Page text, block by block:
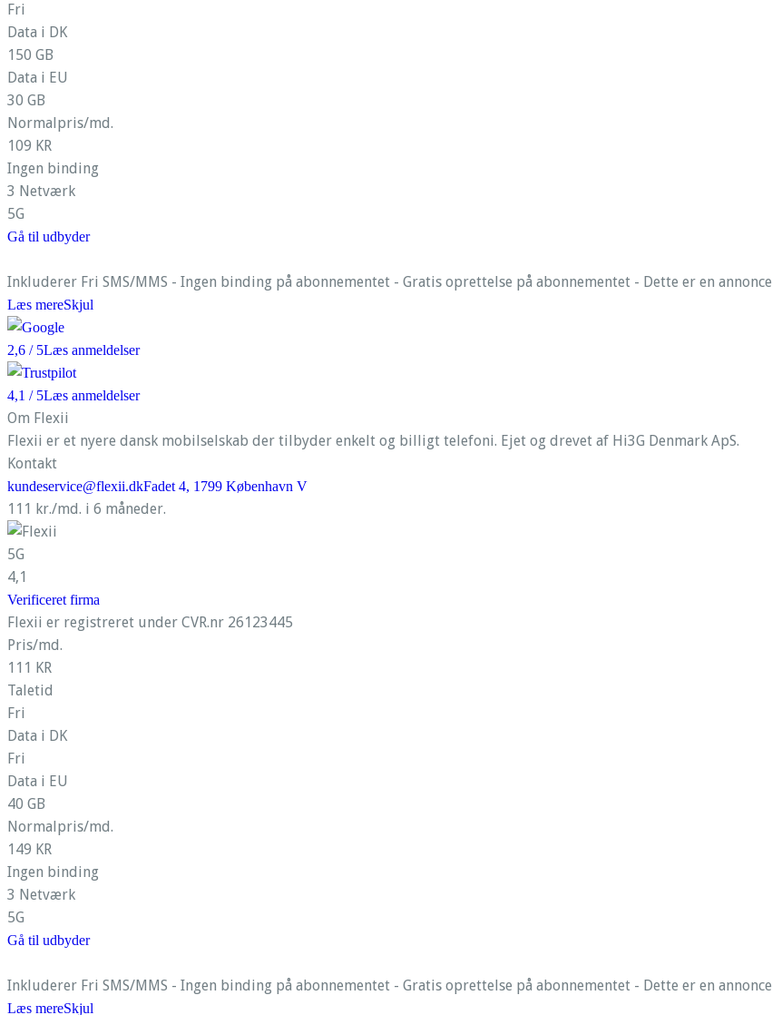
Fri
Data i DK
150 GB
Data i EU
30 GB
Normalpris/md.
109 KR
Ingen binding
3 Netværk
5G
Gå til udbyder
Inkluderer Fri SMS/MMS - Ingen binding på abonnementet - Gratis oprettelse på abonnementet - Dette er en annonce
Læs mereSkjul
2,6 / 5Læs anmeldelser
4,1 / 5Læs anmeldelser
Om Flexii
Flexii er et nyere dansk mobilselskab der tilbyder enkelt og billigt telefoni. Ejet og drevet af Hi3G Denmark ApS.
Kontakt
kundeservice@flexii.dkFadet 4, 1799 København V
111 kr./md. i 6 måneder.
5G
4,1
Verificeret firma
Flexii er registreret under CVR.nr 26123445
Pris/md.
111 KR
Taletid
Fri
Data i DK
Fri
Data i EU
40 GB
Normalpris/md.
149 KR
Ingen binding
3 Netværk
5G
Gå til udbyder
Inkluderer Fri SMS/MMS - Ingen binding på abonnementet - Gratis oprettelse på abonnementet - Dette er en annonce
Læs mereSkjul